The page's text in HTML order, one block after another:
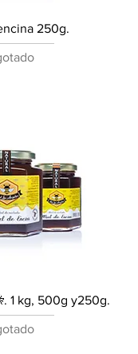
250g.
1 kg, 500g y250g.